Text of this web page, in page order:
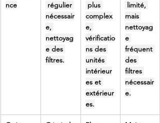
nce
régulier
nécessair
e,
nettoyag
e des
filtres.
plus
complex
e,
vérificatio
ns des
unités
intérieur
es et
extérieur
es.
limité,
mais
nettoyag
e
fréquent
des
filtres
nécessair
e.